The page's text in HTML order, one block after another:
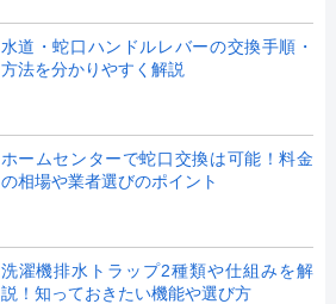
水道・蛇口ハンドルレバーの交換手順・
方法を分かりやすく解説
ホームセンターで蛇口交換は可能！料金
の相場や業者選びのポイント
洗濯機排水トラップ2種類や仕組みを解
説！知っておきたい機能や選び方